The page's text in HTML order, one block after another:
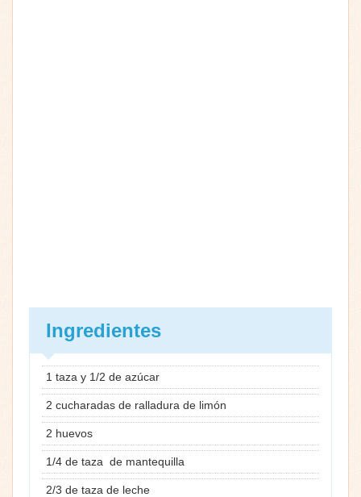
Ingredientes
1 taza y 1/2 de azúcar
2 cucharadas de ralladura de limón
2 huevos
1/4 de taza de mantequilla
2/3 de taza de leche